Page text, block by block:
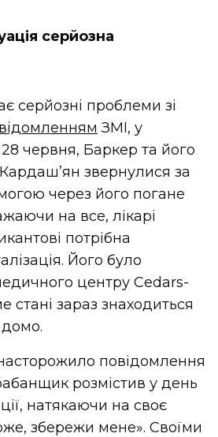
серйозна
серйозні проблеми зі
ЗМІ, у
28 червня, Баркер та його
звернулися за
через його погане
на все, лікарі
потрібна
Його було
центру Cedars-
стані зараз знаходиться
повідомлення
розмістив у день
натякаючи на своє
збережи мене». Своїми